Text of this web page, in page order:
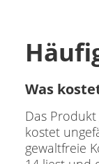
Was
Das Produkt
kostet
gewaltfreie